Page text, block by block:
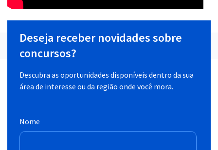
Deseja receber novidades sobre
concursos?
Descubra as oportunidades disponíveis dentro da sua
área de interesse ou da região onde você mora.
Nome